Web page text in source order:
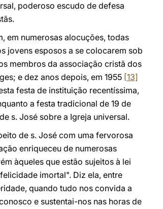
poderoso escudo de defesa
em numerosas alocuções, todas
jovens esposos a se colocarem sob
membros da associação cristã dos
e dez anos depois, em 1955 [13]
festa de instituição recentíssima,
a festa tradicional de 19 de
s. José sobre a Igreja universal.
de s. José com uma fervorosa
enriqueceu de numerosas
àqueles que estão sujeitos à lei
imortal". Diz ela, entre
quando tudo nos convida a
e sustentai-nos nas horas de